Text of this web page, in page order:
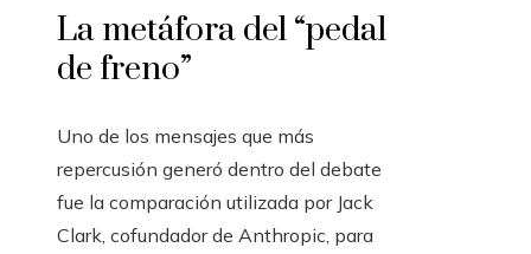
La metáfora del “pedal
de freno”
Uno de los mensajes que más
repercusión generó dentro del debate
fue la comparación utilizada por Jack
Clark, cofundador de Anthropic, para